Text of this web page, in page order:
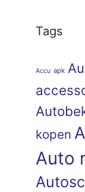
Tags
Accu apk
kopen
Auto